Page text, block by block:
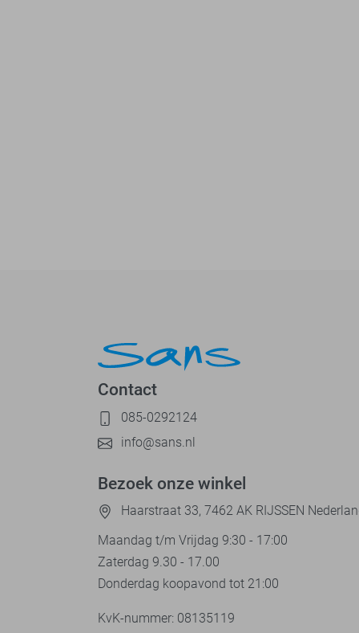
Contact
085-0292124
info@sans.nl
Bezoek onze winkel
Haarstraat 33, 7462 AK RIJSSEN
Maandag t/m Vrijdag 9:30 - 17:00
Zaterdag 9.30 - 17.00
Donderdag koopavond tot 21:00
KvK-nummer: 08135119